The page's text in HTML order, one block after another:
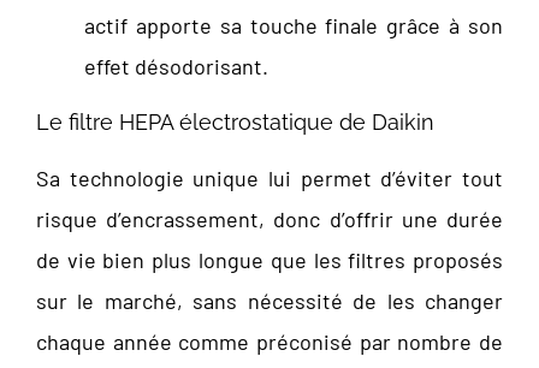
actif apporte sa touche finale grâce à son
effet désodorisant.
Le filtre HEPA électrostatique de Daikin
Sa technologie unique lui permet d’éviter tout
risque d’encrassement, donc d’offrir une durée
de vie bien plus longue que les filtres proposés
sur le marché, sans nécessité de les changer
chaque année comme préconisé par nombre de